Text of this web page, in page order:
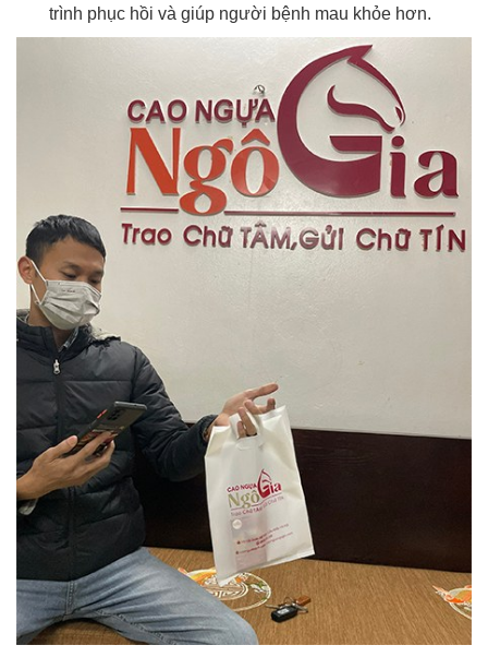
trình phục hồi và giúp người bệnh mau khỏe hơn.